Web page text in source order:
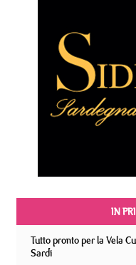
IN
Tutto pronto per la Vela
Sardi